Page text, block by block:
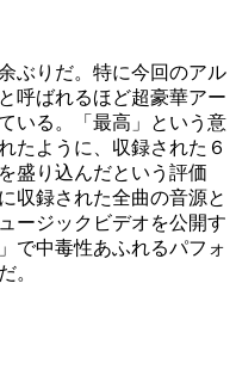
ぶりだ。特に今回のアル
呼ばれるほど超豪華アー
いる。「最高」という意
たように、収録された６
盛り込んだという評価
収録された全曲の音源と
ージックビデオを公開す
で中毒性あふれるパフォ
。